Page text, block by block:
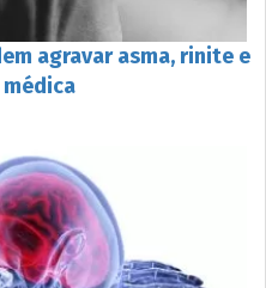
agravar asma, rinite e
médica